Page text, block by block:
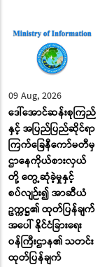
09 Aug, 2026
ဒေါ်အောင်ဆန်းစုကြည်
နှင့် အပြည်ပြည်ဆိုင်ရာ
ကြက်ခြေနီကော်မတီမှ
ဌာနေကိုယ်စားလှယ်
တို့ တွေ့ဆုံခဲ့မှုနှင့်
စပ်လျဉ်း၍ အာဆီယံ
ဥက္ကဋ္ဌ၏ ထုတ်ပြန်ချက်
အပေါ် နိုင်ငံခြားရေး
ဝန်ကြီးဌာန၏ သတင်း
ထုတ်ပြန်ချက်